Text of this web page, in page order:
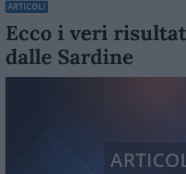
ARTICOLI
Ecco i veri
dalle Sardine